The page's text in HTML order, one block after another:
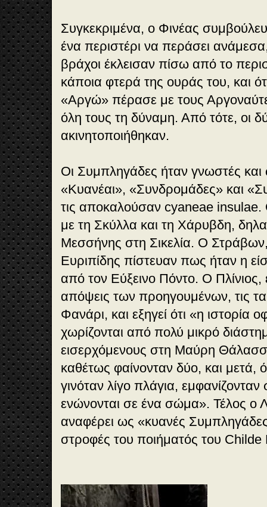
Συγκεκριμένα, ο Φινέας
ένα περιστέρι να περάσει
βράχοι έκλεισαν πίσω από το
κάποια φτερά της ουράς του, και
«Αργώ» πέρασε με τους
όλη τους τη δύναμη. Από τότε, οι
ακινητοποιήθηκαν.
Οι Συμπληγάδες ήταν γνωστές
«Κυανέαι», «Συνδρομάδες» και
τις αποκαλούσαν cyaneae insulae.
με τη Σκύλλα και τη Χάρυβδη,
Μεσσήνης στη Σικελία. Ο
Ευριπίδης πίστευαν πως ήταν η
από τον Εύξεινο Πόντο. Ο
απόψεις των προηγουμένων, τις
Φανάρι, και εξηγεί ότι «η ιστορία
χωρίζονται από πολύ μικρό
εισερχόμενους στη Μαύρη
καθέτως φαίνονταν δύο, και μετά,
γινόταν λίγο πλάγια, εμφανίζονταν
ενώνονται σε ένα σώμα». Τέλος ο
αναφέρει ως «κυανές
στροφές του ποιήματός του